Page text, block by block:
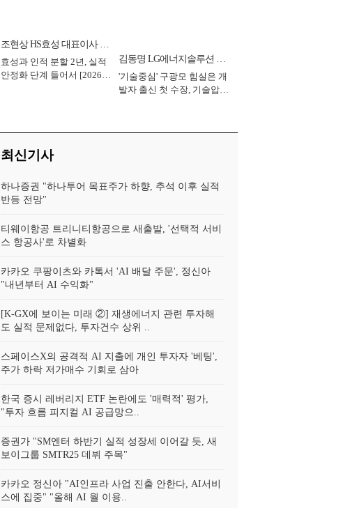
조현상 HS효성 대표이사 부
회장
효성과 인적 분할 2년, 실적
안정화 단계 들어서 [2026
김동명 LG에너지솔루션 대
표이사 사장
'기술중심' 구광모 힘실은 개
발자 출신 첫 수장, 기술압도
최신기사
하나증권 "하나투어 목표주가 하향, 추석 이후 실적
반등 전망"
티웨이항공 트리니티항공으로 새출발, '선택적 서비
스 항공사'로 차별화
카카오 쿠팡이츠와 카톡서 'AI 배달 주문', 정신아
"내년부터 AI 수익화"
[K-GX에 보이는 미래 ②] 재생에너지 관련 투자해
도 실적 문제없다, 투자건수 상위 ..
스페이스X의 공격적 AI 지출에 개인 투자자 '베팅',
주가 하락 저가매수 기회로 삼아
한국 증시 레버리지 ETF 논란에도 '매력적' 평가,
"투자 흐름 피지컬 AI 공급망으..
증권가 "SM엔터 하반기 실적 성장세 이어갈 듯, 새
보이그룹 SMTR25 데뷔 주목"
카카오 정신아 "AI인프라 사업 진출 안한다, AI서비
스에 집중" "올해 AI 월 이용..